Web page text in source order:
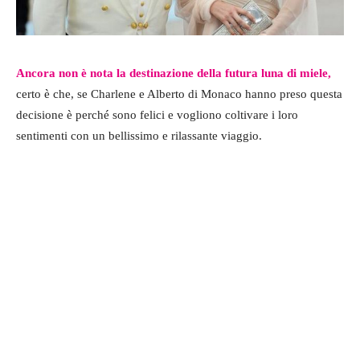
Ancora non è nota la destinazione della futura luna di miele,
certo è che, se Charlene e Alberto di Monaco hanno preso questa
decisione è perché sono felici e vogliono coltivare i loro
sentimenti con un bellissimo e rilassante viaggio.